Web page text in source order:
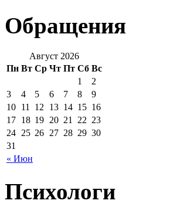
Обращения
Август 2026
Пн Вт Ср Чт Пт Сб Вс
« Июн
1
2
3
4 5 6 7 8
9
10 11 12 13 14 15 16
17 18 19 20 21 22 23
24 25 26 27 28 29 30
31
Психологи